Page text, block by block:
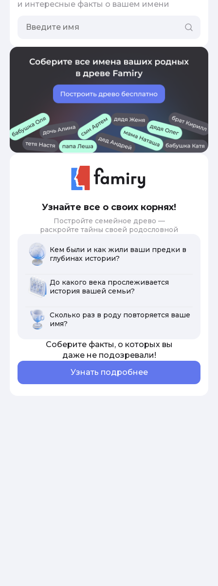
и интересные факты о вашем имени
Узнайте все о своих корнях!
Постройте семейное древо —
раскройте тайны своей родословной
Кем были и как жили ваши предки в
глубинах истории?
До какого века прослеживается
история вашей семьи?
Сколько раз в роду повторяется ваше
имя?
Соберите факты, о которых вы
даже не подозревали!
Узнать подробнее